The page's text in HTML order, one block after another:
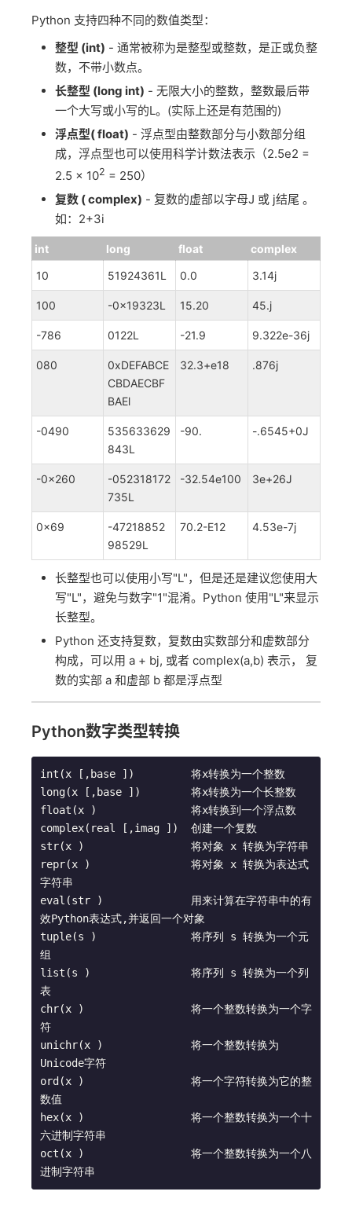
Python 支持四种不同的数值类型：
整型 (int) - 通常被称为是整型或整数，是正或负整
数，不带小数点。
长整型 (long int) - 无限大小的整数，整数最后带
一个大写或小写的L。(实际上还是有范围的)
浮点型( float) - 浮点型由整数部分与小数部分组
成，浮点型也可以使用科学计数法表示（2.5e2 =
2.5 x 102 = 250）
复数 ( complex) - 复数的虚部以字母J 或 j结尾 。
如：2+3i
int long float
complex
10
51924361L 0.0 3.14j
100 -0x19323L 15.20 45.j
-786 0122L -21.9 9.322e-36j
080
0xDEFABCE
CBDAECBF
BAEl
32.3+e18 .876j
-0490
535633629
843L
-90. -.6545+0J
-0x260
-052318172
735L
-32.54e100 3e+26J
0x69
-47218852
98529L
70.2-E12 4.53e-7j
长整型也可以使用小写"L"，但是还是建议您使用大
写"L"，避免与数字"1"混淆。Python 使用"L"来显示
长整型。
Python 还支持复数，复数由实数部分和虚数部分
构成，可以用 a + bj, 或者 complex(a,b) 表示， 复
数的实部 a 和虚部 b 都是浮点型
Python数字类型转换
int(x [,base ])         将x转换为一个整数
long(x [,base ])        将x转换为一个长整数
float(x )               将x转换到一个浮点数
complex(real [,imag ])  创建一个复数
str(x )                 将对象 x 转换为字符串
repr(x )                将对象 x 转换为表达式
字符串
eval(str )              用来计算在字符串中的有
效Python表达式,并返回一个对象
tuple(s )               将序列 s 转换为一个元
组
list(s )                将序列 s 转换为一个列
表
chr(x )                 将一个整数转换为一个字
符
unichr(x )              将一个整数转换为
Unicode字符
ord(x )                 将一个字符转换为它的整
数值
hex(x )                 将一个整数转换为一个十
六进制字符串
oct(x )                 将一个整数转换为一个八
进制字符串